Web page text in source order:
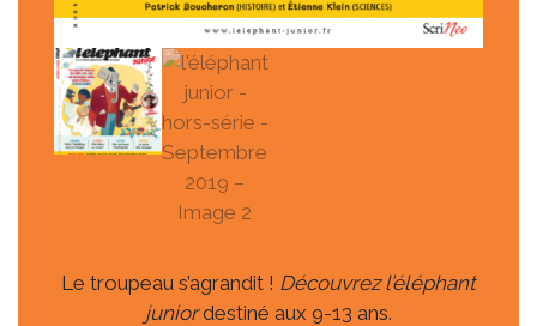
Le troupeau s’agrandit ! Découvrez l’éléphant
juniordestiné aux 9-13 ans.